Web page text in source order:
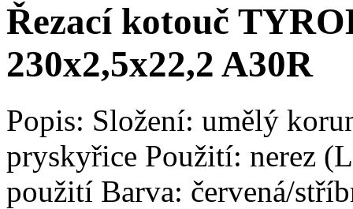
Řezací kotouč
230x2,5x22,2 A30R
Popis: Složení: umělý
pryskyřice Použití: nerez
použití Barva: červená/